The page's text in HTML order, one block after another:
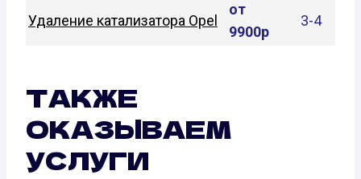
Удаление катализатора Opel
от
9900р
3-4
ТАКЖЕ
ОКАЗЫВАЕМ
УСЛУГИ